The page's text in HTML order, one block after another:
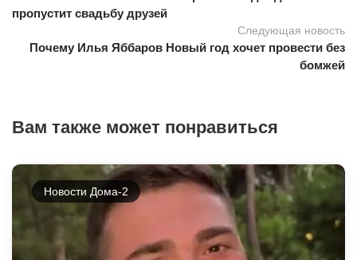
пропустит свадьбу друзей
Следующая новость
Почему Илья Яббаров Новый год хочет провести без
бомжей
Вам также может понравиться
Новости Дома-2